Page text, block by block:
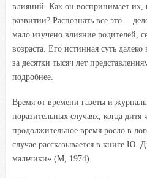
влияний. Как он воспринимает их,
развитии? Распознать все это
мало изучено влияние родителей,
возраста. Его истинная суть
за десятки тысяч лет
подробнее.
Время от времени газеты и
поразительных случаях, когда дитя
продолжительное время росло в
случае рассказывается в книге Ю.
мальчики» (М, 1974).